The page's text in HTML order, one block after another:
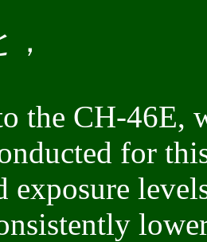
the CH-46E,
for
exposure